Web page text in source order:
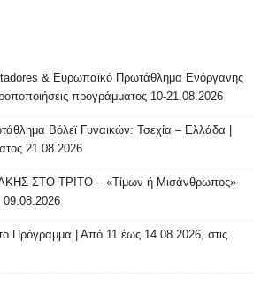
& Ευρωπαϊκό Πρωτάθλημα Ενόργανης
προγράμματος 10-21.08.2026
Βόλεϊ Γυναικών: Τσεχία – Ελλάδα |
21.08.2026
ΣΤΟ ΤΡΙΤΟ – «Τίμων ή Μισάνθρωπος»
09.08.2026
Πρόγραμμα | Από 11 έως 14.08.2026, στις